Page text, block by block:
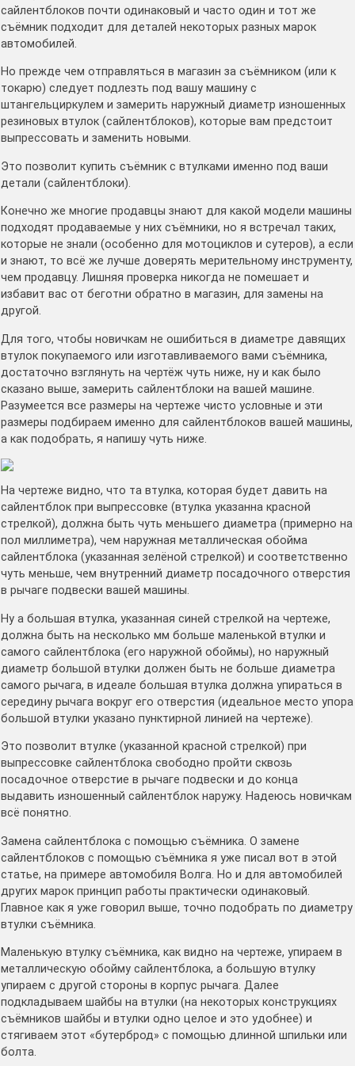
сайлентблоков почти одинаковый и часто один и тот же
съёмник подходит для деталей некоторых разных марок
автомобилей.
Но прежде чем отправляться в магазин за съёмником (или к
токарю) следует подлезть под вашу машину с
штангельциркулем и замерить наружный диаметр изношенных
резиновых втулок (сайлентблоков), которые вам предстоит
выпрессовать и заменить новыми.
Это позволит купить съёмник с втулками именно под ваши
детали (сайлентблоки).
Конечно же многие продавцы знают для какой модели машины
подходят продаваемые у них съёмники, но я встречал таких,
которые не знали (особенно для мотоциклов и сутеров), а если
и знают, то всё же лучше доверять мерительному инструменту,
чем продавцу. Лишняя проверка никогда не помешает и
избавит вас от беготни обратно в магазин, для замены на
другой.
Для того, чтобы новичкам не ошибиться в диаметре давящих
втулок покупаемого или изготавливаемого вами съёмника,
достаточно взглянуть на чертёж чуть ниже, ну и как было
сказано выше, замерить сайлентблоки на вашей машине.
Разумеется все размеры на чертеже чисто условные и эти
размеры подбираем именно для сайлентблоков вашей машины,
а как подобрать, я напишу чуть ниже.
На чертеже видно, что та втулка, которая будет давить на
сайлентблок при выпрессовке (втулка указанна красной
стрелкой), должна быть чуть меньшего диаметра (примерно на
пол миллиметра), чем наружная металлическая обойма
сайлентблока (указанная зелёной стрелкой) и соответственно
чуть меньше, чем внутренний диаметр посадочного отверстия
в рычаге подвески вашей машины.
Ну а большая втулка, указанная синей стрелкой на чертеже,
должна быть на несколько мм больше маленькой втулки и
самого сайлентблока (его наружной обоймы), но наружный
диаметр большой втулки должен быть не больше диаметра
самого рычага, в идеале большая втулка должна упираться в
середину рычага вокруг его отверстия (идеальное место упора
большой втулки указано пунктирной линией на чертеже).
Это позволит втулке (указанной красной стрелкой) при
выпрессовке сайлентблока свободно пройти сквозь
посадочное отверстие в рычаге подвески и до конца
выдавить изношенный сайлентблок наружу. Надеюсь новичкам
всё понятно.
Замена сайлентблока с помощью съёмника. О замене
сайлентблоков с помощью съёмника я уже писал вот в этой
статье, на примере автомобиля Волга. Но и для автомобилей
других марок принцип работы практически одинаковый.
Главное как я уже говорил выше, точно подобрать по диаметру
втулки съёмника.
Маленькую втулку съёмника, как видно на чертеже, упираем в
металлическую обойму сайлентблока, а большую втулку
упираем с другой стороны в корпус рычага. Далее
подкладываем шайбы на втулки (на некоторых конструкциях
съёмников шайбы и втулки одно целое и это удобнее) и
стягиваем этот «бутерброд» с помощью длинной шпильки или
болта.